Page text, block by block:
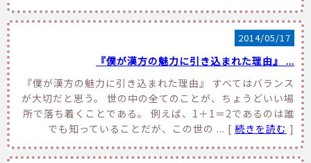
2014/05/17
『僕が漢方の魅力に引き込まれた理由』 ...
『僕が漢方の魅力に引き込まれた理由』 すべてはバランス
が大切だと思う。 世の中の全てのことが、ちょうどいい場
所で落ち着くことである。 例えば、1＋1＝2であるのは誰
でも知っていることだが、この世の ... [ 続きを読む ]